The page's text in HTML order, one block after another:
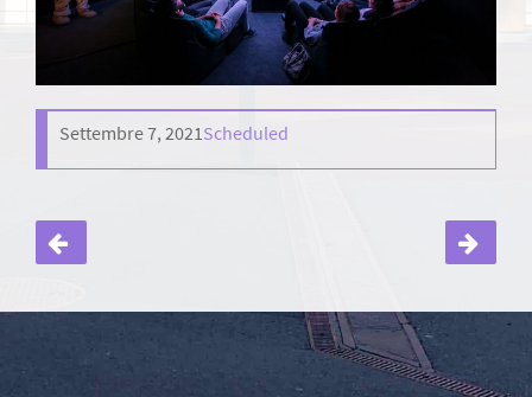
Settembre 7, 2021Scheduled
Navigazione
articoli